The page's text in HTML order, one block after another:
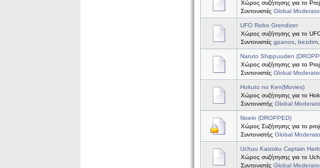
Χώρος συζήτησης για το
Συντονιστές Global
UFO Robo Grendizer
Χώρος συζήτησης για το
Συντονιστές gpanos, bezdim,
Naruto Shippuuden
Χώρος συζήτησης για το
Συντονιστές Global
Hokuto no Ken(Movies)
Χώρος συζήτησης για το
Συντονιστής Global
Noein (DROPPED)
Χώρος Συζήτησης για το
Συντονιστής Global
Uchuu Kaizoku Captain
Χώρος συζήτησης για το
Συντονιστές Global